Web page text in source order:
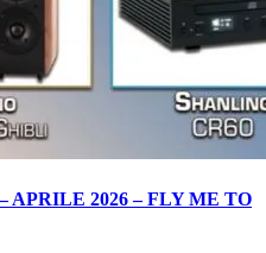
APRILE 2026 – FLY ME TO